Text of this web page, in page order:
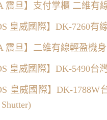
震旦】支付掌櫃 二維有
皇威國際】DK-7260
震旦】二維有線輕盈機
皇威國際】DK-5490
皇威國際】DK-